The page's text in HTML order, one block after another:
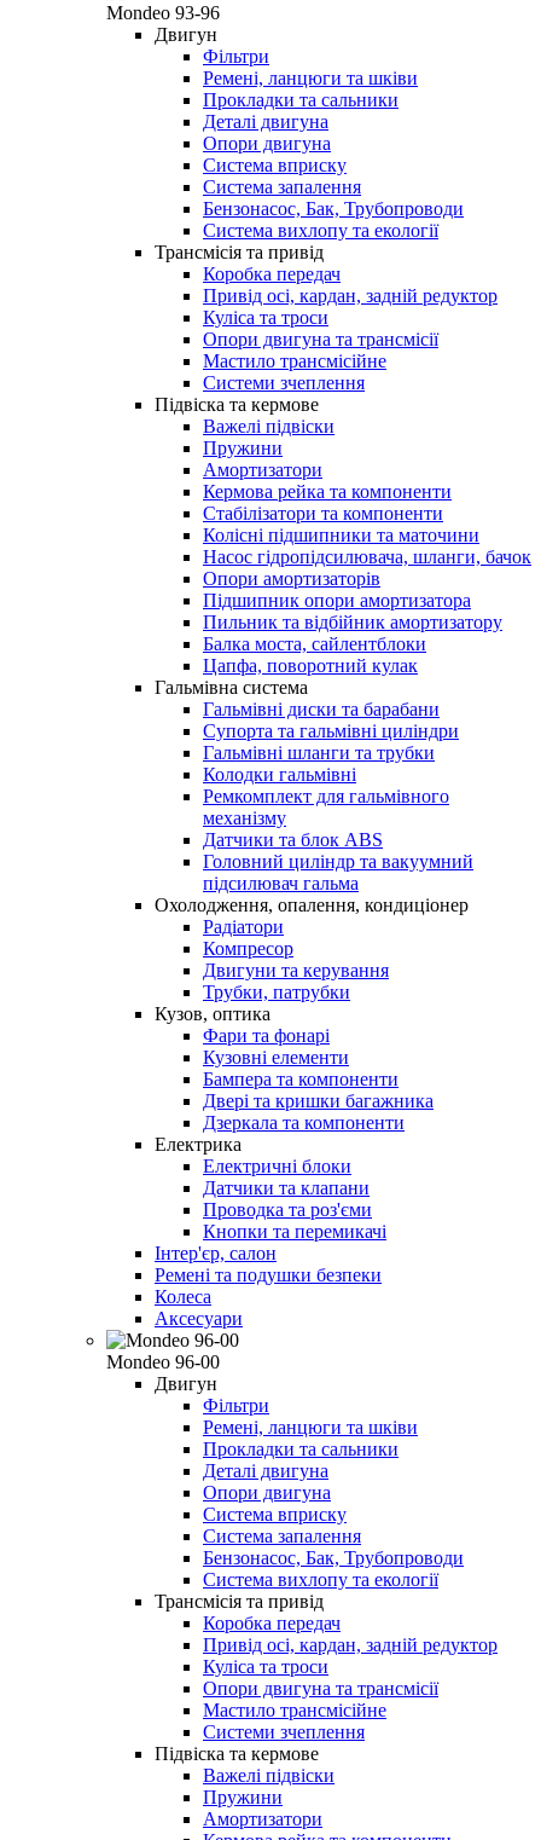
Mondeo 93-96
Двигун
Фільтри
Ремені, ланцюги та шківи
Прокладки та сальники
Деталі двигуна
Опори двигуна
Система вприску
Система запалення
Бензонасос, Бак, Трубопроводи
Система вихлопу та екології
Трансмісія та привід
Коробка передач
Привід осі, кардан, задній редуктор
Куліса та троси
Опори двигуна та трансмісії
Мастило трансмісійне
Системи зчеплення
Підвіска та кермове
Важелі підвіски
Пружини
Амортизатори
Кермова рейка та компоненти
Стабілізатори та компоненти
Колісні підшипники та маточини
Насос гідропідсилювача, шланги, бачок
Опори амортизаторів
Підшипник опори амортизатора
Пильник та відбійник амортизатору
Балка моста, сайлентблоки
Цапфа, поворотний кулак
Гальмівна система
Гальмівні диски та барабани
Супорта та гальмівні циліндри
Гальмівні шланги та трубки
Колодки гальмівні
Ремкомплект для гальмівного
механізму
Датчики та блок ABS
Головний циліндр та вакуумний
підсилювач гальма
Охолодження, опалення, кондиціонер
Радіатори
Компресор
Двигуни та керування
Трубки, патрубки
Кузов, оптика
Фари та фонарі
Кузовні елементи
Бампера та компоненти
Двері та кришки багажника
Дзеркала та компоненти
Електрика
Електричні блоки
Датчики та клапани
Проводка та роз'єми
Кнопки та перемикачі
Інтер'єр, салон
Ремені та подушки безпеки
Колеса
Аксесуари
Mondeo 96-00
Двигун
Фільтри
Ремені, ланцюги та шківи
Прокладки та сальники
Деталі двигуна
Опори двигуна
Система вприску
Система запалення
Бензонасос, Бак, Трубопроводи
Система вихлопу та екології
Трансмісія та привід
Коробка передач
Привід осі, кардан, задній редуктор
Куліса та троси
Опори двигуна та трансмісії
Мастило трансмісійне
Системи зчеплення
Підвіска та кермове
Важелі підвіски
Пружини
Амортизатори